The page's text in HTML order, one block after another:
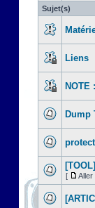
Sujet(s)
Liens
Dump
[ Aller